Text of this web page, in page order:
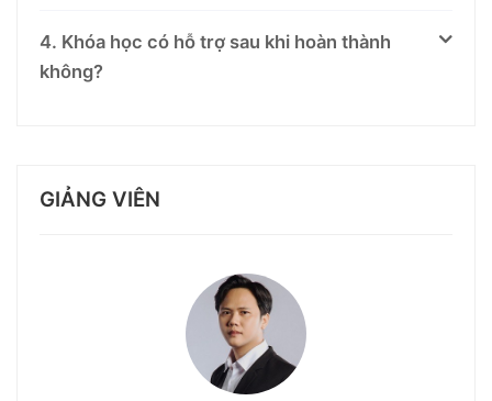
4. Khóa học có hỗ trợ sau khi hoàn thành
không?
GIẢNG VIÊN